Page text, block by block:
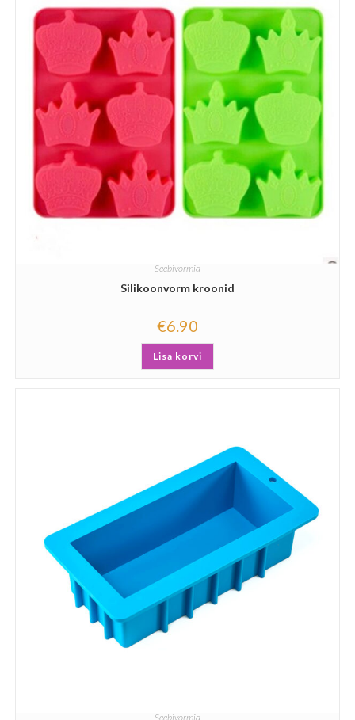
Seebivormid
Silikoonvorm kroonid
€6.90
Lisa korvi
Seebivormid